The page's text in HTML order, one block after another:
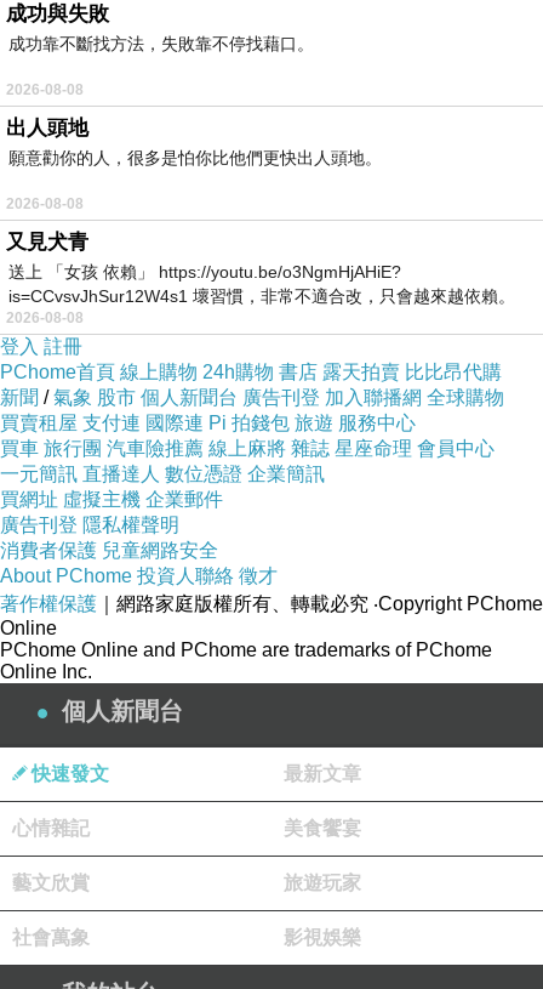
題 #六爻占卜 #取名改名
👉查看我的YOUTOBE影片
https://reurl.cc/37Mna0
👉查看我的臉書ＦＢ文章影片：
整理最近--林子玄👍精彩10部，＜
👏
https://reurl.cc/NA6Ak9
整理最近--林子玄👍精彩10部，＜
👏
https://reurl.cc/KroXWM
❤️林子玄老師
預約請點我 https://reurl.cc/5dXz2G
⇢LINE：vivian0407888
⇢微信：vivian040788
#算命流年 #取名改名 #風水問題 #六爻占卜 #八字運勢課程
連絡林子玄老師 LINE
成功與失敗
成功靠不斷找方法，失敗靠不停找藉口。
2026-08-08
出人頭地
願意勸你的人，很多是怕你比他們更快出人頭地。
2026-08-08
又見犬青
送上 「女孩 依賴」 https://youtu.be/o3NgmHjAHiE?
is=CCvsvJhSur12W4s1 壞習慣，非常不適合改，只會越來越依賴。
我害怕的
2026-08-08
登入 註冊
PChome首頁 線上購物 24h購物 書店 露天拍賣 比比昂代購
新聞 /氣象 股市 個人新聞台 廣告刊登 加入聯播網 全球購物
買賣租屋 支付連 國際連 Pi 拍錢包 旅遊 服務中心
買車 旅行團 汽車險推薦 線上麻將 雜誌 星座命理 會員中心
一元簡訊 直播達人 數位憑證 企業簡訊
買網址 虛擬主機 企業郵件
廣告刊登 隱私權聲明
消費者保護 兒童網路安全
About PChome 投資人聯絡 徵才
著作權保護 ｜網路家庭版權所有、轉載必究 ‧Copyright PChome
Online
PChome Online and PChome are trademarks of PChome
Online Inc.
個人新聞台
快速發文 最新文章
心情雜記 美食饗宴
藝文欣賞 旅遊玩家
社會萬象 影視娛樂